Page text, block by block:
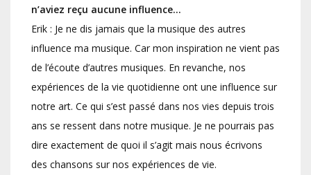
n’aviez reçu aucune influence…
Erik : Je ne dis jamais que la musique des autres
influence ma musique. Car mon inspiration ne vient pas
de l’écoute d’autres musiques. En revanche, nos
expériences de la vie quotidienne ont une influence sur
notre art. Ce qui s’est passé dans nos vies depuis trois
ans se ressent dans notre musique. Je ne pourrais pas
dire exactement de quoi il s’agit mais nous écrivons
des chansons sur nos expériences de vie.